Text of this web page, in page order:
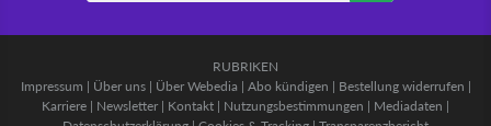
RUBRIKEN
Impressum | Über uns| Über Webedia | Abo kündigen | Bestellung widerrufen |
Karriere | Newsletter | Kontakt | Nutzungsbestimmungen | Mediadaten |